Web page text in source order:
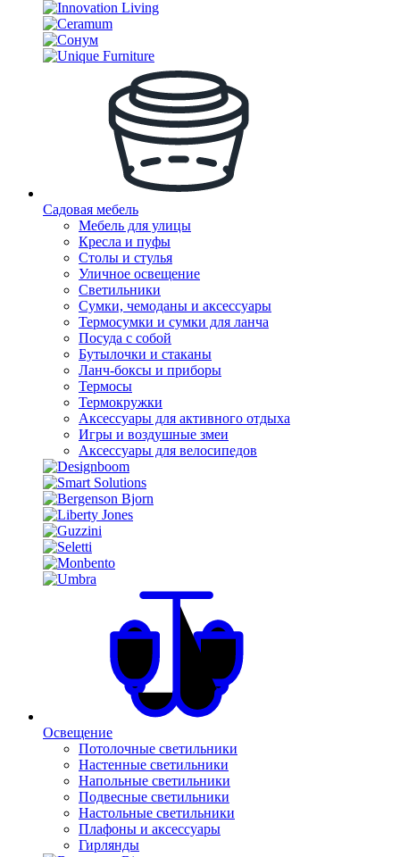
Садовая мебель
Мебель для улицы
Кресла и пуфы
Столы и стулья
Уличное освещение
Светильники
Сумки, чемоданы и аксессуары
Термосумки и сумки для ланча
Посуда с собой
Бутылочки и стаканы
Ланч-боксы и приборы
Термосы
Термокружки
Аксессуары для активного отдыха
Игры и воздушные змеи
Аксессуары для велосипедов
Освещение
Потолочные светильники
Настенные светильники
Напольные светильники
Подвесные светильники
Настольные светильники
Плафоны и аксессуары
Гирлянды